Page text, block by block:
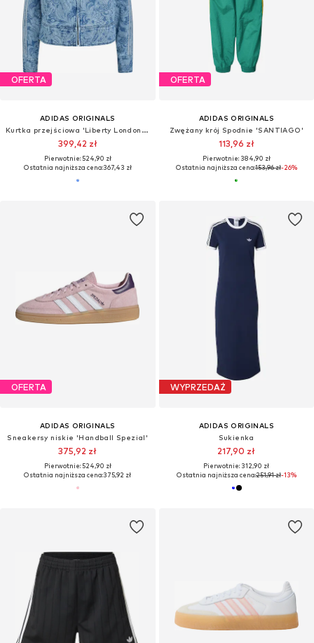
OFERTA
ADIDAS ORIGINALS
Kurtka przejściowa 'Liberty London Firebird'
399,42 zł
Pierwotnie: 524,90 zł
Ostatnia najniższa cena:367,43 zł
OFERTA
ADIDAS ORIGINALS
Zwężany krój Spodnie 'SANTIAGO'
113,96 zł
Pierwotnie: 384,90 zł
Ostatnia najniższa cena:153,96 zł-26%
OFERTA
ADIDAS ORIGINALS
Sneakersy niskie 'Handball Spezial'
375,92 zł
Pierwotnie: 524,90 zł
Ostatnia najniższa cena:375,92 zł
WYPRZEDAŻ
ADIDAS ORIGINALS
Sukienka
217,90 zł
Pierwotnie: 312,90 zł
Ostatnia najniższa cena:251,91 zł-13%